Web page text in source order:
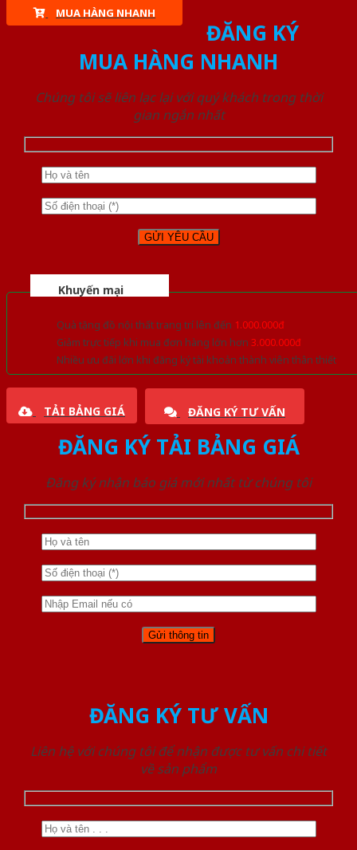
MUA HÀNG NHANH
ĐĂNG KÝ
MUA HÀNG NHANH
Chúng tôi sẽ liên lạc lại với quý khách trong thời
gian ngắn nhất
Khuyến mại
Quà tặng đồ nội thất trang trí lên đến 1.000.000đ
Giảm trực tiếp khi mua đơn hàng lớn hơn 3.000.000đ
Nhiều ưu đãi lớn khi đăng ký tài khoản thành viên thân thiết
TẢI BẢNG GIÁ ĐĂNG KÝ TƯ VẤN
ĐĂNG KÝ TẢI BẢNG GIÁ
Đăng ký nhận báo giá mới nhất từ chúng tôi
ĐĂNG KÝ TƯ VẤN
Liên hệ với chúng tôi để nhận được tư vấn chi tiết
về sản phẩm